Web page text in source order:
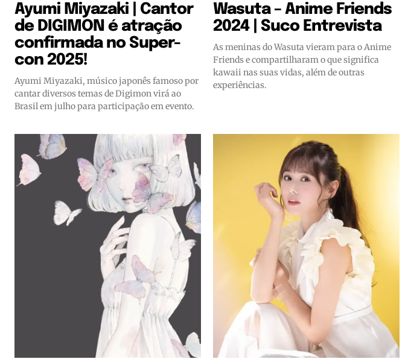
Ayumi Miyazaki | Cantor
de DIGIMON é atração
confirmada no Super-
con 2025!
Ayumi Miyazaki, músico japonês famoso por
cantar diversos temas de Digimon virá ao
Brasil em julho para participação em evento.
Wasuta – Anime Friends
2024 | Suco Entrevista
As meninas do Wasuta vieram para o Anime
Friends e compartilharam o que significa
kawaii nas suas vidas, além de outras
experiências.